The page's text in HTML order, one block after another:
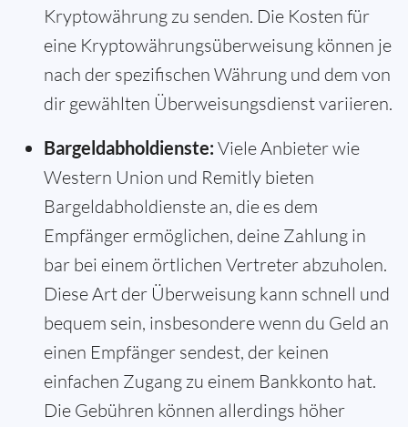
Kryptowährung zu senden. Die Kosten für
eine Kryptowährungsüberweisung können je
nach der spezifischen Währung und dem von
dir gewählten Überweisungsdienst variieren.
Bargeldabholdienste: Viele Anbieter wie
Western Union und Remitly bieten
Bargeldabholdienste an, die es dem
Empfänger ermöglichen, deine Zahlung in
bar bei einem örtlichen Vertreter abzuholen.
Diese Art der Überweisung kann schnell und
bequem sein, insbesondere wenn du Geld an
einen Empfänger sendest, der keinen
einfachen Zugang zu einem Bankkonto hat.
Die Gebühren können allerdings höher